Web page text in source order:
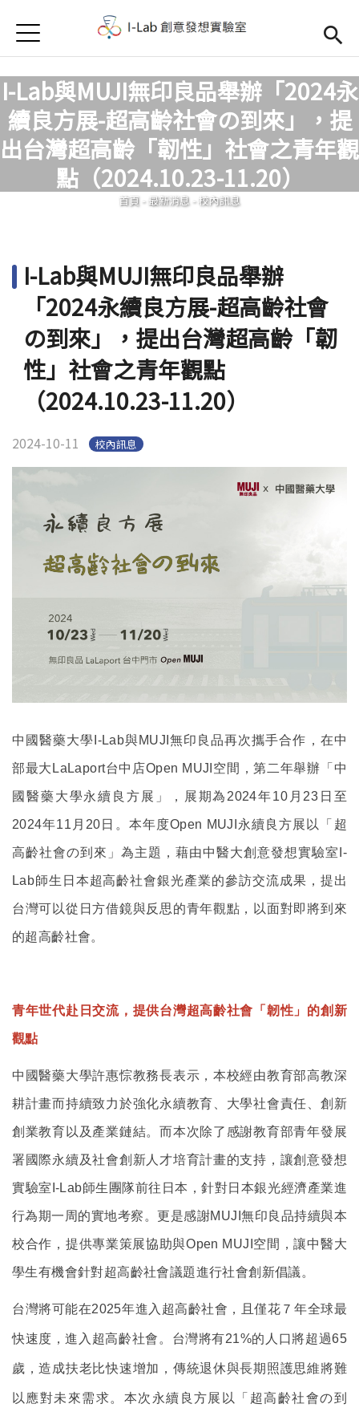
首頁
首頁
訊息公告
Open submenu (關於我們)
關於我們
Jump to Main content
I-Lab與MUJI無印良品舉辦「2024永
續良方展-超高齡社會の到來」，提
出台灣超高齡「韌性」社會之青年觀
點（2024.10.23-11.20）
您在這裡
首頁 - 最新消息 -校內訊息
I-Lab與MUJI無印良品舉辦
「2024永續良方展-超高齡社會
の到來」，提出台灣超高齡「韌
性」社會之青年觀點
（2024.10.23-11.20）
2024-10-11 校內訊息
中國醫藥大學I-Lab與MUJI無印良品再次攜手合作，在中
部最大LaLaport台中店Open MUJI空間，第二年舉辦「中
國醫藥大學永續良方展」，展期為2024年10月23日至
2024年11月20日。本年度Open MUJI永續良方展以「超
高齡社會の到來」為主題，藉由中醫大創意發想實驗室I-
Lab師生日本超高齡社會銀光產業的參訪交流成果，提出
台灣可以從日方借鏡與反思的青年觀點， 以面對即將到來
的超高齡社會。
青年世代赴日交流，提供台灣超高齡社會「韌性」的創新
觀點
中國醫藥大學許惠悰教務長表示，本校經由教育部高教深
耕計畫而持續致力於強化永續教育、大學社會責任、創新
創業教育以及產業鏈結。而本次除了感謝教育部青年發展
署國際永續及社會創新人才培育計畫的支持，讓創意發想
實驗室I-Lab師生團隊前往日本，針對日本銀光經濟產業進
行為期一周的實地考察。更是感謝MUJI無印良品持續與本
校合作，提供專業策展協助與Open MUJI空間，讓中醫大
學生有機會針對超高齡社會議題進行社會創新倡議。
台灣將可能在2025年進入超高齡社會， 且僅花７年全球最
快速度，進入超高齡社會。 台灣將有21%的人口將超過65
歲，造成扶老比快速增加，傳統退休與長期照護思維將難
以應對未來需求。 本次永續良方展以「超高齡社會の到